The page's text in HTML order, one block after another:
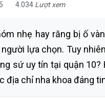
4.034 Lượt xem
nhẹ hay răng bị ố
lựa chọn. Tuy
sứ uy tín tại quận
chỉ nha khoa đáng